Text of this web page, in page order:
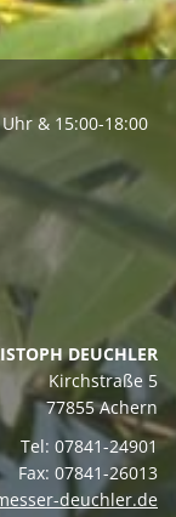
& 15:00-18:00
DEUCHLER
Kirchstraße 5
77855 Achern
Tel: 07841-24901
Fax: 07841-26013
deuchler.de